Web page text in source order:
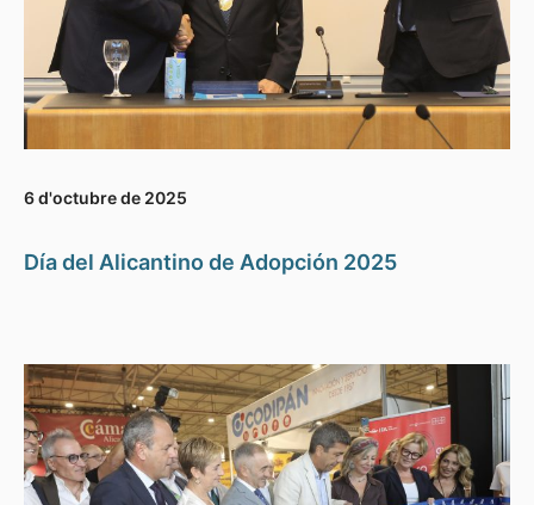
6 d'octubre de 2025
Día del Alicantino de Adopción 2025